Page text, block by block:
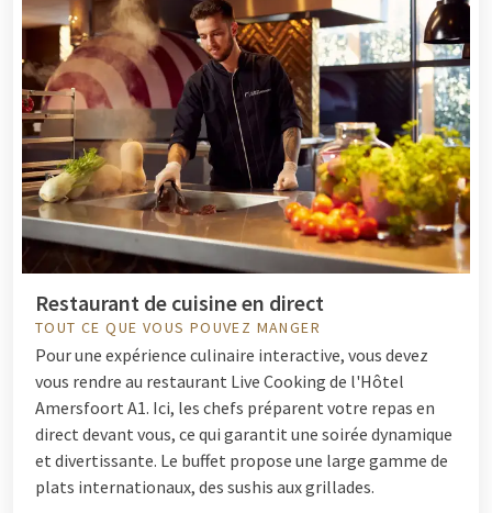
Restaurant de cuisine en direct
TOUT CE QUE VOUS POUVEZ MANGER
Pour une expérience culinaire interactive, vous devez
vous rendre au restaurant Live Cooking de l'Hôtel
Amersfoort A1. Ici, les chefs préparent votre repas en
direct devant vous, ce qui garantit une soirée dynamique
et divertissante. Le buffet propose une large gamme de
plats internationaux, des sushis aux grillades.